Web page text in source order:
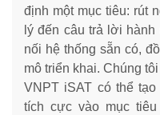
định một mục tiêu: rút
lý đến câu trả lời
nối hệ thống sẵn có,
mô triển khai. Chúng
VNPT iSAT có thể
tích cực vào mục